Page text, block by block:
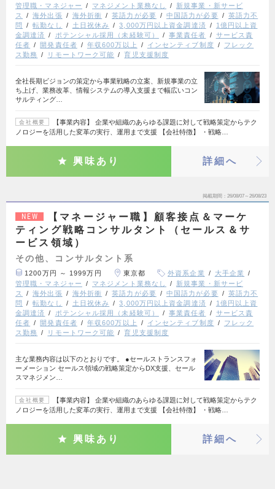
管理職・マネジャー
マネジメント業務なし
新規事業・新サービ
ス
海外出張 海外折衝 英語力が必要 中国語力が必要
英語力不
問
転勤なし 土日祝休み 3,000万円以上資金調達済
1億円以上資
金調達済
ポテンシャル採用（未経験可） 事業責任者
サービス責
任者
開発責任者 年収600万以上 インセンティブ制度
フレック
ス勤務
リモートワーク可能 育児支援制度
全社長期ビジョンの策定から事業戦略の立案、新規事業の立
ち上げ、業務改革、情報システムの導入支援まで幅広いコン
サルティング…
会社概要
【事業内容】 企業や組織のあらゆる課題に対して戦略策定からテク
ノロジーを活用した変革の実行、運用まで支援 【会社特徴】 ・戦略…
興味あり 詳細へ
掲載期間 26/08/07～26/08/23
NEW
【マネージャー職】顧客接点＆マーケ
ティング戦略コンサルタント（セールス＆サ
ービス領域）
その他、コンサルタント系
1200万円 ～ 1999万円 東京都 外資系企業
大手企業
管理職・マネジャー
マネジメント業務なし
新規事業・新サービ
ス
海外出張 海外折衝 英語力が必要 中国語力が必要
英語力不
問
転勤なし 土日祝休み 3,000万円以上資金調達済
1億円以上資
金調達済
ポテンシャル採用（未経験可） 事業責任者
サービス責
任者
開発責任者 年収600万以上 インセンティブ制度
フレック
ス勤務
リモートワーク可能 育児支援制度
主な業務内容は以下のとおりです。 ●セールストランスフォ
ーメーション セールス領域の戦略策定からDX支援、セール
スマネジメン…
会社概要
【事業内容】 企業や組織のあらゆる課題に対して戦略策定からテク
ノロジーを活用した変革の実行、運用まで支援 【会社特徴】 ・戦略…
興味あり 詳細へ